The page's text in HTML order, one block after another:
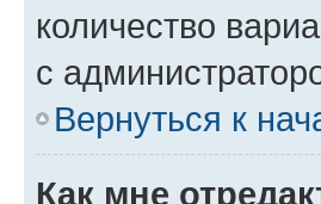
количество
с
Вернуться к
Как мне